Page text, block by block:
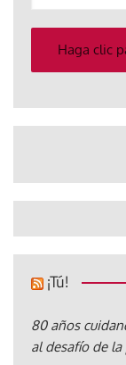
electrónico
Haga clic
¡Tú!
80 años
al desafío de